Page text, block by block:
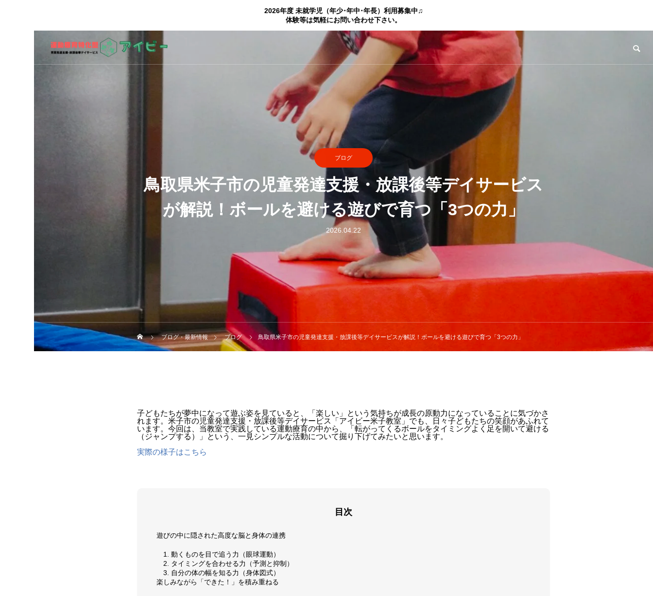
2026年度 未就学児（年少･年中･年長）利用募集中♫
体験等は気軽にお問い合わせ下さい。
ブログ
鳥取県米子市の児童発達支援・放課後等デイサービス
が解説！ボールを避ける遊びで育つ「3つの力」
2026.04.22
ブログ・最新情報 ブログ 鳥取県米子市の児童発達支援・放課後等デイサービスが解説！ボールを避ける遊びで育つ「3つの力」
子どもたちが夢中になって遊ぶ姿を見ていると、「楽しい」という気持ちが成長の原動力になっていることに気づかさ
れます。米子市の児童発達支援・放課後等デイサービス「アイビー米子教室」でも、日々子どもたちの笑顔があふれて
います。今回は、当教室で実践している運動療育の中から、「転がってくるボールをタイミングよく足を開いて避ける
（ジャンプする）」という、一見シンプルな活動について掘り下げてみたいと思います。
実際の様子はこちら
目次
遊びの中に隠された高度な脳と身体の連携
1. 動くものを目で追う力（眼球運動）
2. タイミングを合わせる力（予測と抑制）
3. 自分の体の幅を知る力（身体図式）
楽しみながら「できた！」を積み重ねる